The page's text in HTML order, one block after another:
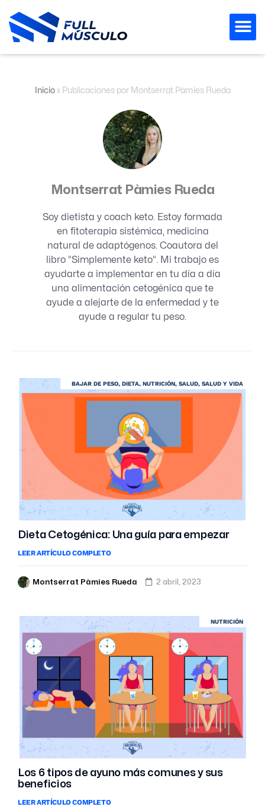
contenido
Inicio» Publicaciones por Montserrat Pàmies Rueda
Montserrat Pàmies Rueda
Soy dietista y coach keto. Estoy formada
en fitoterapia sistémica, medicina
natural de adaptógenos. Coautora del
libro “Simplemente keto”. Mi trabajo es
ayudarte a implementar en tu día a día
una alimentación cetogénica que te
ayude a alejarte de la enfermedad y te
ayude a regular tu peso.
BAJAR DE PESO, DIETA, NUTRICIÓN, SALUD, SALUD Y VIDA
Dieta Cetogénica: Una guía para empezar
LEER ARTÍCULO COMPLETO
Montserrat Pàmies Rueda 2 abril, 2023
NUTRICIÓN
Los 6 tipos de ayuno más comunes y sus
beneficios
LEER ARTÍCULO COMPLETO